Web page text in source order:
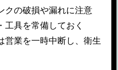
クの破損や漏れに注意
具を常備しておく
営業を一時中断し、衛生